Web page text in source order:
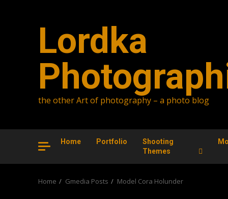
Lordka
the other Art of photography – a photo blog
Home Portfolio
Shooting
Themes
Home Gmedia Posts Model Cora Holunder